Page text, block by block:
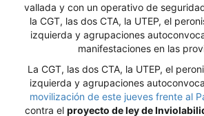
vallada y con un operativo de
la CGT, las dos CTA, la UTEP, el
izquierda y agrupaciones
manifestaciones en las
La CGT, las dos CTA, la UTEP, el
izquierda y agrupaciones
movilización de este jueves frente al
contra el proyecto de ley de